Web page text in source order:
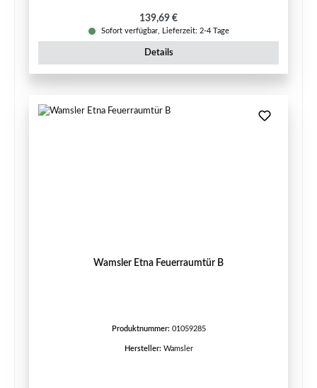
Regulärer Preis:
139,69 €
Sofort verfügbar, Lieferzeit: 2-4 Tage
Details
Wamsler Etna Feuerraumtür B
Produktnummer: 01059285
Hersteller: Wamsler